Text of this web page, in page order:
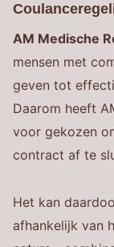
AM Medische
mensen met
geven tot
Daarom heeft
voor gekozen
contract af te
Het kan
afhankelijk van